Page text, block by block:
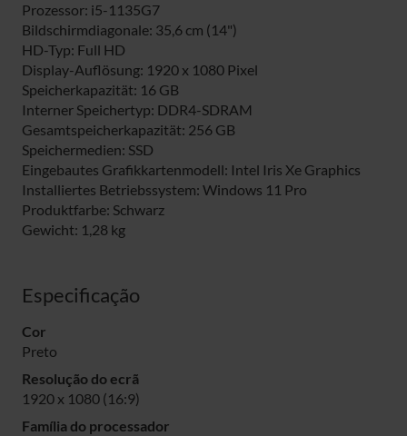
Prozessor: i5-1135G7
Bildschirmdiagonale: 35,6 cm (14")
HD-Typ: Full HD
Display-Auflösung: 1920 x 1080 Pixel
Speicherkapazität: 16 GB
Interner Speichertyp: DDR4-SDRAM
Gesamtspeicherkapazität: 256 GB
Speichermedien: SSD
Eingebautes Grafikkartenmodell: Intel Iris Xe Graphics
Installiertes Betriebssystem: Windows 11 Pro
Produktfarbe: Schwarz
Gewicht: 1,28 kg
Especificação
Cor
Preto
Resolução do ecrã
1920 x 1080 (16:9)
Família do processador